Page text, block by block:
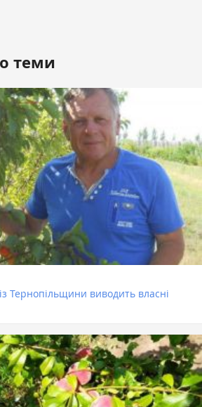
теми
Тернопільщини виводить власні